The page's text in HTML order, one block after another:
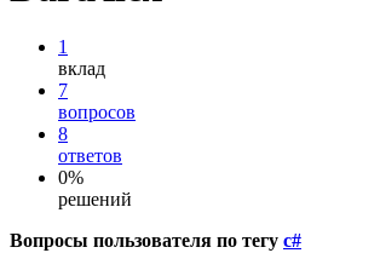
1
вклад
7
вопросов
8
ответов
0%
решений
Вопросы пользователя по тегу c#